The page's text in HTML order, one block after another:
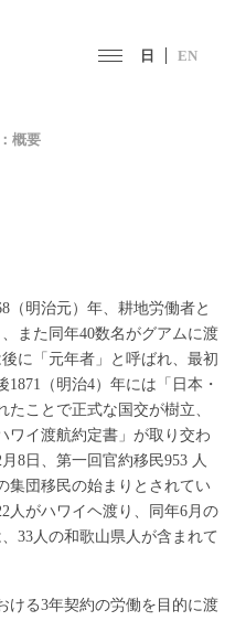
日 EN
概要
（明治元）年、耕地労働者と
また同年40数名がグアムに渡
に「元年者」と呼ばれ、最初
（明治4）年には「日本・
ことで正式な国交が樹立、
ワイ渡航約定書」が取り交わ
8日、第一回官約移民953 人
集団移民の始まりとされてい
人がハワイヘ渡り、同年6月の
33人の和歌山県人が含まれて
ける3年契約の労働を目的に渡